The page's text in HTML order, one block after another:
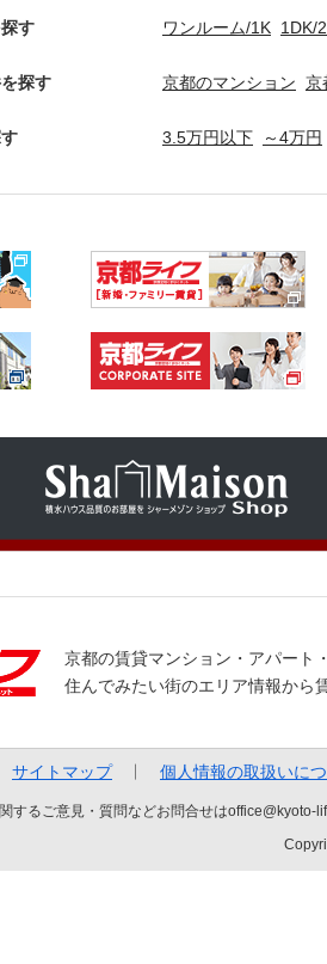
す ワンルーム/1K 1DK/
探す 京都のマンション 京
3.5万円以下 ～4万円
京都の賃貸マンション・アパート
住んでみたい街のエリア情報から
サイトマップ 個人情報の取扱いに
するご意見・質問などお問合せは